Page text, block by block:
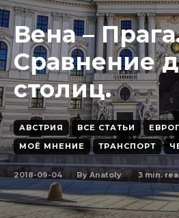
Вена –
Сравнение
столиц.
АВСТРИЯ ВСЕ СТАТЬИ
МОЁ МНЕНИЕ
ТРАНСПОРТ
2018-09-04 By Anatoly 3 min.